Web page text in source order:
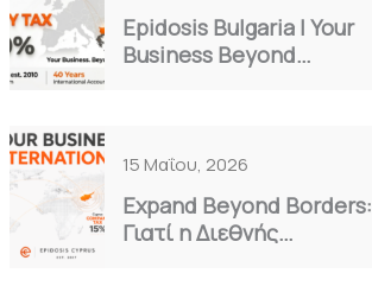
Epidosis Bulgaria | Your
Business Beyond
15 Μαΐου, 2026
Expand Beyond Borders:
Γιατί η Διεθνής